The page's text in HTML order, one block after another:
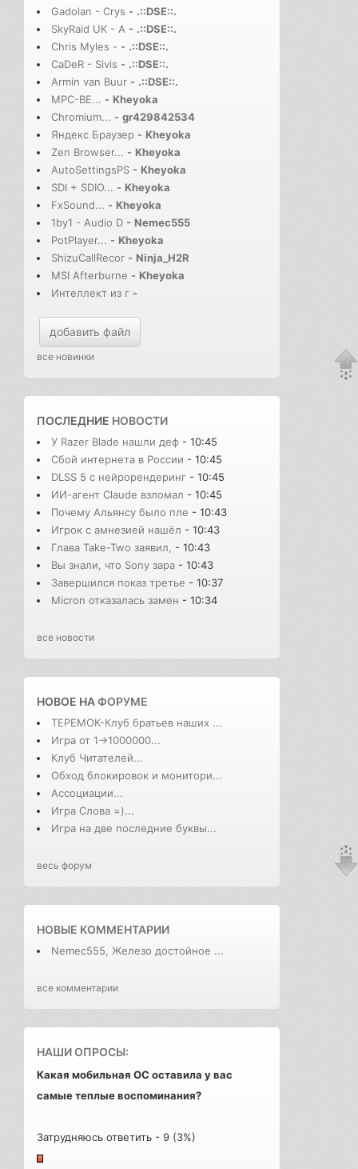
Gadolan - Crys - .::DSE::.
SkyRaid UK - A - .::DSE::.
Chris Myles - - .::DSE::.
CaDeR - Sivis - .::DSE::.
Armin van Buur - .::DSE::.
MPC-BE... - Kheyoka
Chromium... - gr429842534
Яндекс Браузер - Kheyoka
Zen Browser... - Kheyoka
AutoSettingsPS - Kheyoka
SDI + SDIO... - Kheyoka
FxSound... - Kheyoka
1by1 - Audio D - Nemec555
PotPlayer... - Kheyoka
ShizuCallRecor - Ninja_H2R
MSI Afterburne - Kheyoka
Интеллект из г -
добавить файл
все новинки
ПОСЛЕДНИЕ НОВОСТИ
У Razer Blade нашли деф - 10:45
Сбой интернета в России - 10:45
DLSS 5 с нейрорендеринг - 10:45
ИИ-агент Claude взломал - 10:45
Почему Альянсу было пле - 10:43
Игрок с амнезией нашёл - 10:43
Глава Take-Two заявил, - 10:43
Вы знали, что Sony зара - 10:43
Завершился показ третье - 10:37
Micron отказалась замен - 10:34
все новости
НОВОЕ НАФОРУМЕ
ТЕРЕМОК-Клуб братьев наших ...
Игра от 1->1000000...
Клуб Читателей...
Обход блокировок и монитори...
Ассоциации...
Игра Слова =)...
Игра на две последние буквы...
весь форум
НОВЫЕ КОММЕНТАРИИ
Nemec555, Железо достойное ...
все комментарии
НАШИ ОПРОСЫ:
Какая мобильная ОС оставила у вас
самые теплые воспоминания?
Затрудняюсь ответить - 9 (3%)